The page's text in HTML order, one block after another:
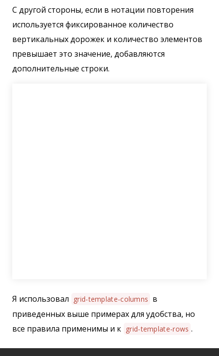
С другой стороны, если в нотации повторения
используется фиксированное количество
вертикальных дорожек и количество элементов
превышает это значение, добавляются
дополнительные строки.
Я использовал grid-template-columns в
приведенных выше примерах для удобства, но
все правила применимы и к grid-template-rows .